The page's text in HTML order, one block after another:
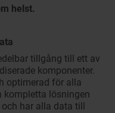
helst.
tillgång till ett av
komponenter.
optimerad för alla
kompletta lösningen
har alla data till